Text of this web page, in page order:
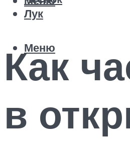
Лук
Меню
Как
в